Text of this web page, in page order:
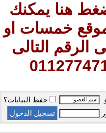
هنا يمكنك
خمسات او
الرقم التالى
حفظ البيانات؟